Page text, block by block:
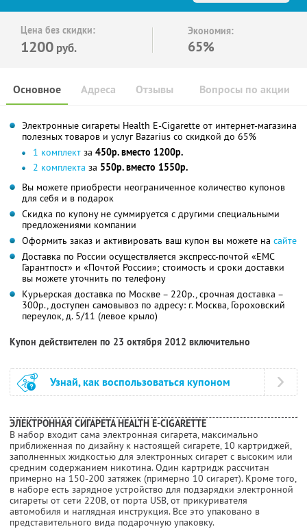
Цена без скидки:
1200 руб.
Экономия:
65%
Основное Отзывы Вопросы по акции
Адреса
Электронные сигареты Health E-Cigarette от интернет-магазина
полезных товаров и услуг Bazarius со скидкой до 65%
1 комплект за 450р. вместо 1200р.
2 комплекта за 550р. вместо 1550р.
Вы можете приобрести неограниченное количество купонов
для себя и в подарок
Скидка по купону не суммируется с другими специальными
предложениями компании
Оформить заказ и активировать ваш купон вы можете на сайте
Доставка по России осуществляется экспресс-почтой «ЕМС
Гарантпост» и «Почтой России»; стоимость и сроки доставки
вы можете уточнить по телефону
Курьерская доставка по Москве – 220р., срочная доставка –
300р., доступен самовывоз по адресу: г. Москва, Гороховский
переулок, д. 5/11 (левое крыло)
Купон действителен по 23 октября 2012 включительно
Узнай, как воспользоваться купоном
ЭЛЕКТРОННАЯ СИГАРЕТА HEALTH E-CIGARETTE
В набор входит сама электронная сигарета, максимально
приближенная по дизайну к настоящей сигарете, 10 картриджей,
заполненных жидкостью для электронных сигарет с высоким или
средним содержанием никотина. Один картридж рассчитан
примерно на 150-200 затяжек (примерно 10 сигарет). Кроме того,
в наборе есть зарядное устройство для подзарядки электронной
сигареты от сети 220В, от порта USB, от прикуривателя
автомобиля и наглядная инструкция. Все это упаковано в
представительного вида подарочную упаковку.